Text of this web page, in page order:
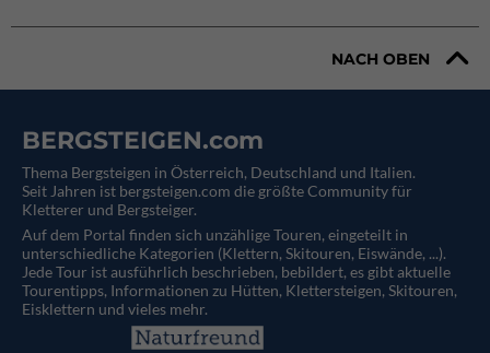
NACH OBEN
BERGSTEIGEN.com
Thema Bergsteigen in Österreich, Deutschland und Italien.
Seit Jahren ist bergsteigen.com die größte Community für
Kletterer und Bergsteiger.
Auf dem Portal finden sich unzählige Touren, eingeteilt in
unterschiedliche Kategorien (Klettern, Skitouren, Eiswände, ...).
Jede Tour ist ausführlich beschrieben, bebildert, es gibt aktuelle
Tourentipps, Informationen zu Hütten, Klettersteigen, Skitouren,
Eisklettern und vieles mehr.